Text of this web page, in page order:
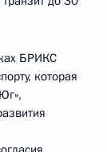
БРИКС
которая